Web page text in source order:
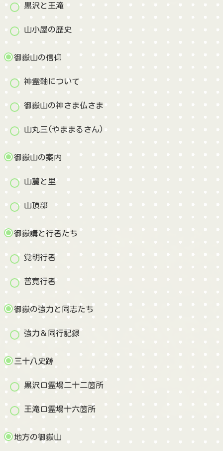
黒沢と王滝
山小屋の歴史
御嶽山の信仰
神霊軸について
御嶽山の神さま仏さま
山丸三(やままるさん)
御嶽山の案内
山麓と里
山頂部
御嶽講と行者たち
覚明行者
普寛行者
御嶽の強力と同志たち
強力＆同行記録
三十八史跡
黒沢口霊場二十二箇所
王滝口霊場十六箇所
地方の御嶽山